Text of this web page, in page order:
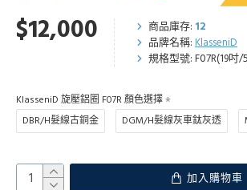
$12,000 商品庫存: 12
品牌名稱: KlasseniD
規格型號: F07R(19吋/
KlasseniD 旋壓鋁圈 F07R 顏色選擇
DBR/H髮線古銅金
DGM/H髮線灰車鈦灰透
加入購物車